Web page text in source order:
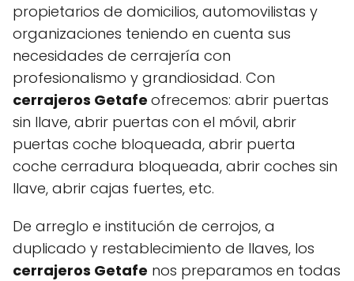
propietarios de domicilios, automovilistas y
organizaciones teniendo en cuenta sus
necesidades de cerrajería con
profesionalismo y grandiosidad. Con
cerrajeros Getafe ofrecemos: abrir puertas
sin llave, abrir puertas con el móvil, abrir
puertas coche bloqueada, abrir puerta
coche cerradura bloqueada, abrir coches sin
llave, abrir cajas fuertes, etc.
De arreglo e institución de cerrojos, a
duplicado y restablecimiento de llaves, los
cerrajeros Getafe nos preparamos en todas